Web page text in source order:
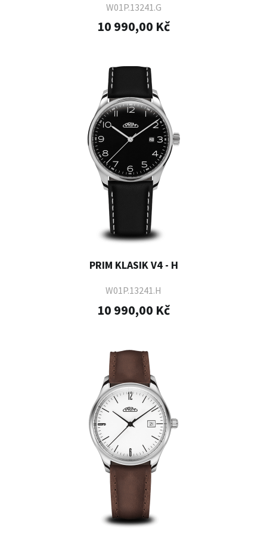
W01P.13241.G
10 990,00 Kč
PRIM KLASIK V4 - H
W01P.13241.H
10 990,00 Kč